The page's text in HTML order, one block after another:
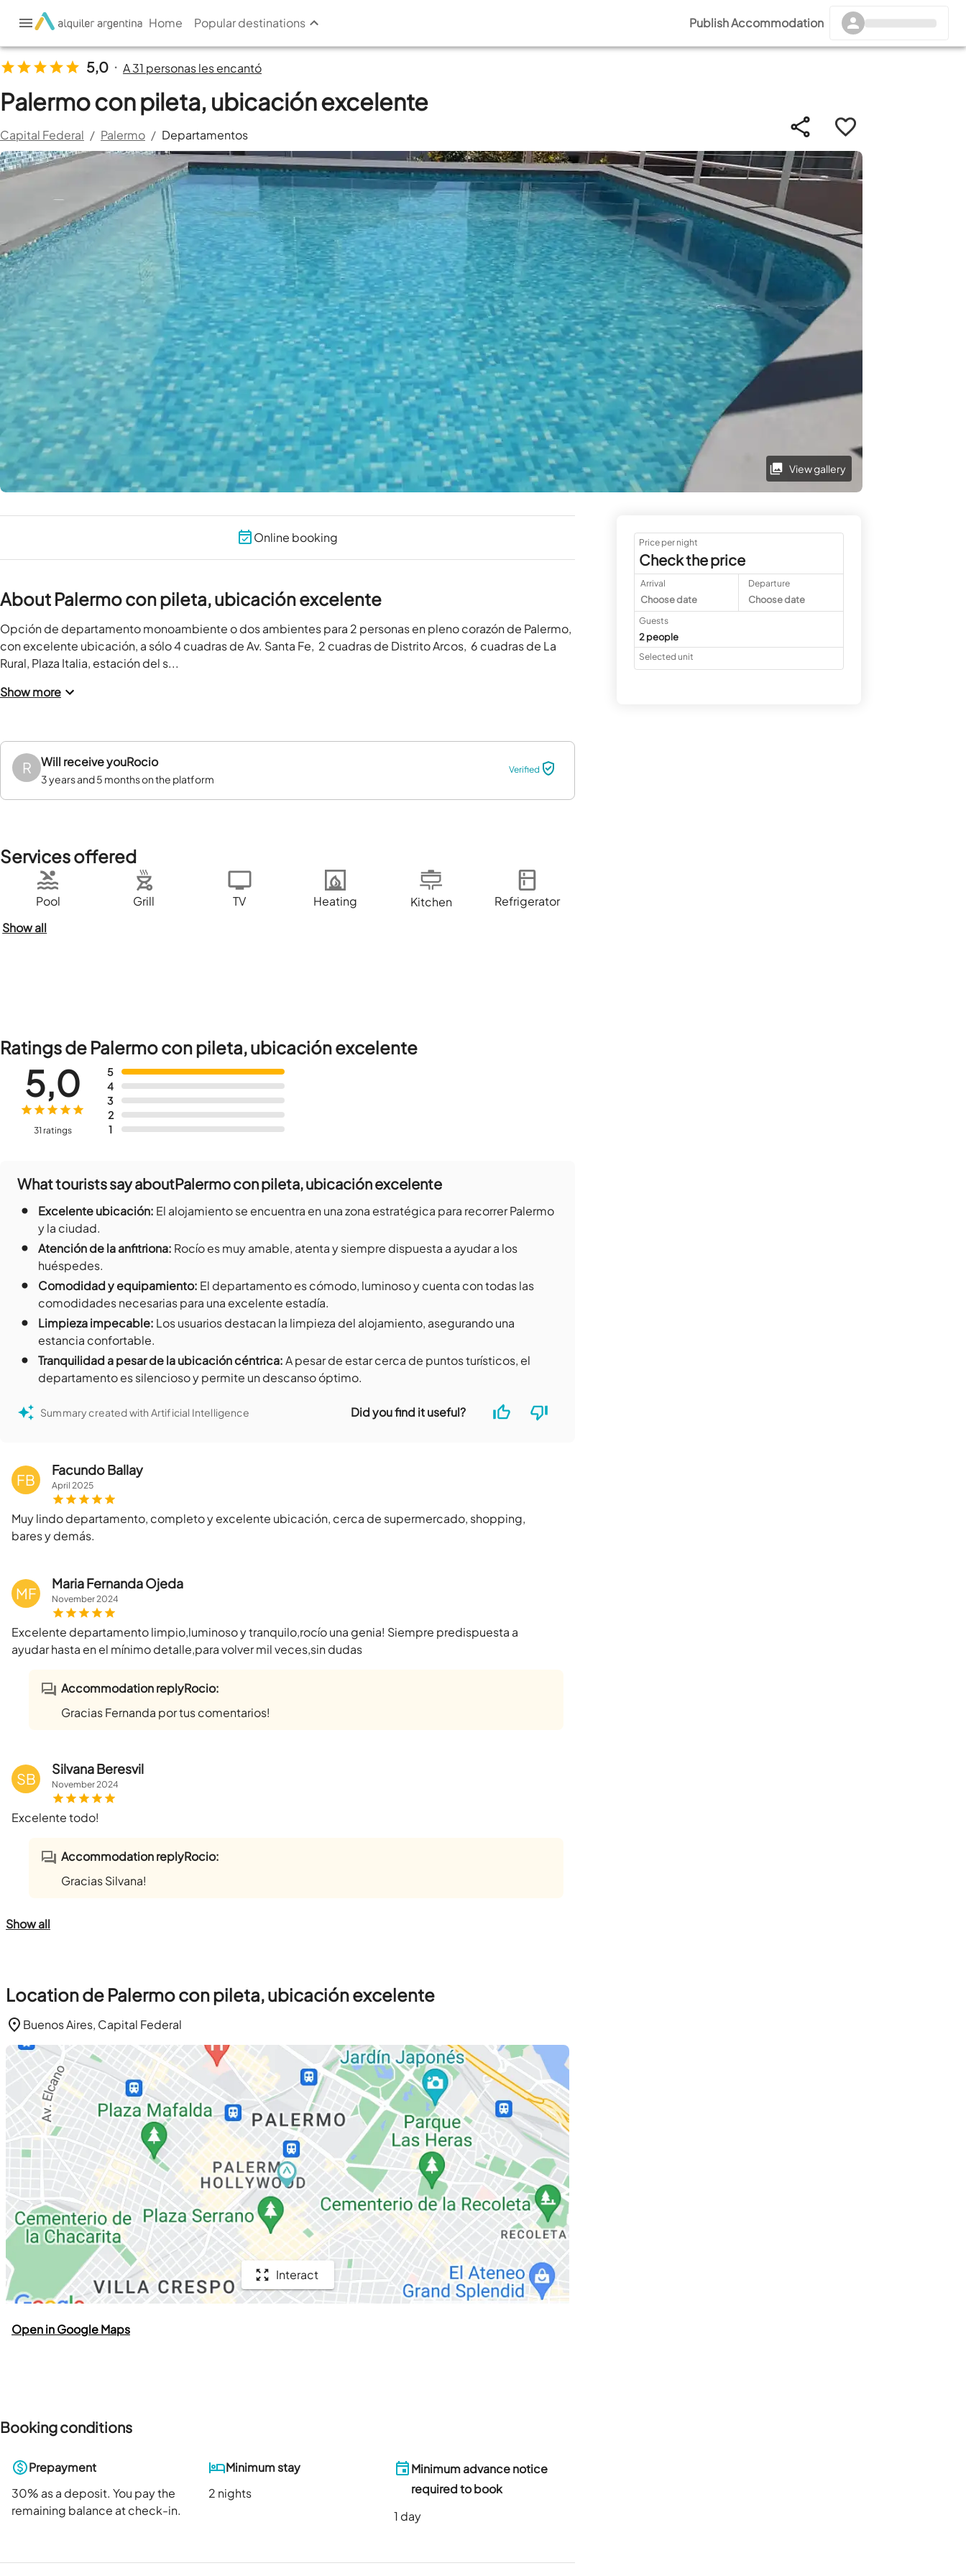
Home Popular destinations Publish Accommodation
5,0 • A 31 personas les encantó
Palermo con pileta, ubicación excelente
Capital Federal / Palermo / Departamentos
View gallery
Online booking
About Palermo con pileta, ubicación excelente
Opción de departamento monoambiente o dos ambientes para 2 personas en pleno corazón de Palermo,
con excelente ubicación, a sólo 4 cuadras de Av. Santa Fe,  2 cuadras de Distrito Arcos,  6 cuadras de La
Rural, Plaza Italia, estación del s...
Show more
R Will receive youRocio
3 years and 5 months on the platform
Verified
Services offered
Pool Grill TV Heating Kitchen
Refrigerator
Show all
Ratings de Palermo con pileta, ubicación excelente
5
4
3
2
1
5,0
31 ratings
What tourists say aboutPalermo con pileta, ubicación excelente
• Excelente ubicación: El alojamiento se encuentra en una zona estratégica para recorrer Palermo
y la ciudad.
• Atención de la anfitriona: Rocío es muy amable, atenta y siempre dispuesta a ayudar a los
huéspedes.
• Comodidad y equipamiento: El departamento es cómodo, luminoso y cuenta con todas las
comodidades necesarias para una excelente estadía.
• Limpieza impecable: Los usuarios destacan la limpieza del alojamiento, asegurando una
estancia confortable.
• Tranquilidad a pesar de la ubicación céntrica:A pesar de estar cerca de puntos turísticos, el
departamento es silencioso y permite un descanso óptimo.
Summary created with Artificial Intelligence Did you find it useful?
FB
Facundo Ballay
April 2025
Muy lindo departamento, completo y excelente ubicación, cerca de supermercado, shopping,
bares y demás.
MF
Maria Fernanda Ojeda
November2024
Excelente departamento limpio,luminoso y tranquilo,rocío una genia! Siempre predispuesta a
ayudar hasta en el mínimo detalle,para volver mil veces,sin dudas
Accommodation replyRocio:
Gracias Fernanda por tus comentarios!
SB
Silvana Beresvil
November2024
Excelente todo!
Accommodation replyRocio:
Gracias Silvana!
Show all
Location de Palermo con pileta, ubicación excelente
Buenos Aires, Capital Federal
Interact
Open in Google Maps
Booking conditions
Prepayment
30% as a deposit. You pay the
remaining balance at check-in.
Minimum stay
2 nights
Minimum advance notice
required to book
1 day
Price per night
Check the price
Arrival
Choose date
Departure
Choose date
Guests
2 people
Selected unit